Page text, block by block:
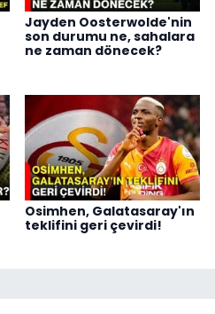
Jayden Oosterwolde'nin
son durumu ne, sahalara
ne zaman dönecek?
Osimhen, Galatasaray'ın
teklifini geri çevirdi!